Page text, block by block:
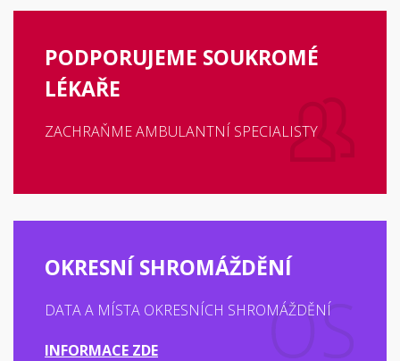
PODPORUJEME SOUKROMÉ
LÉKAŘE
ZACHRAŇME AMBULANTNÍ SPECIALISTY
OKRESNÍ SHROMÁŽDĚNÍ
DATA A MÍSTA OKRESNÍCH SHROMÁŽDĚNÍ
INFORMACE ZDE